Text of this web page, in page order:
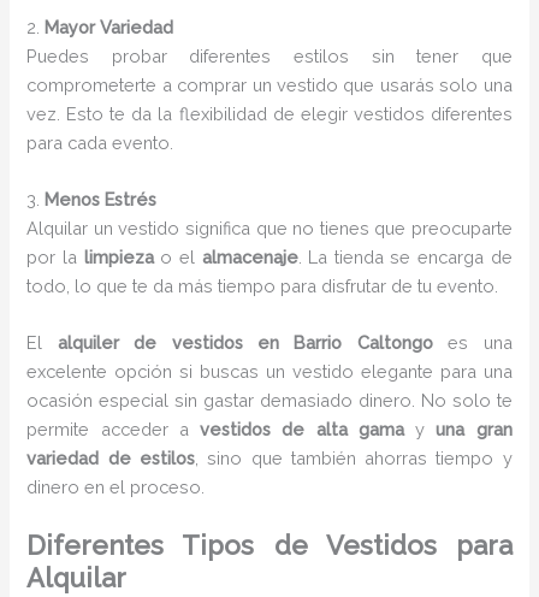
2. Mayor Variedad
Puedes probar diferentes estilos sin tener que
comprometerte a comprar un vestido que usarás solo una
vez. Esto te da la flexibilidad de elegir vestidos diferentes
para cada evento.
3. Menos Estrés
Alquilar un vestido significa que no tienes que preocuparte
por la limpiezao el almacenaje. La tienda se encarga de
todo, lo que te da más tiempo para disfrutar de tu evento.
El alquiler de vestidos en Barrio Caltongoes una
excelente opción si buscas un vestido elegante para una
ocasión especial sin gastar demasiado dinero. No solo te
permite acceder avestidos de alta gamayuna gran
variedad de estilos, sino que también ahorras tiempo y
dinero en el proceso.
Diferentes Tipos de Vestidos para
Alquilar